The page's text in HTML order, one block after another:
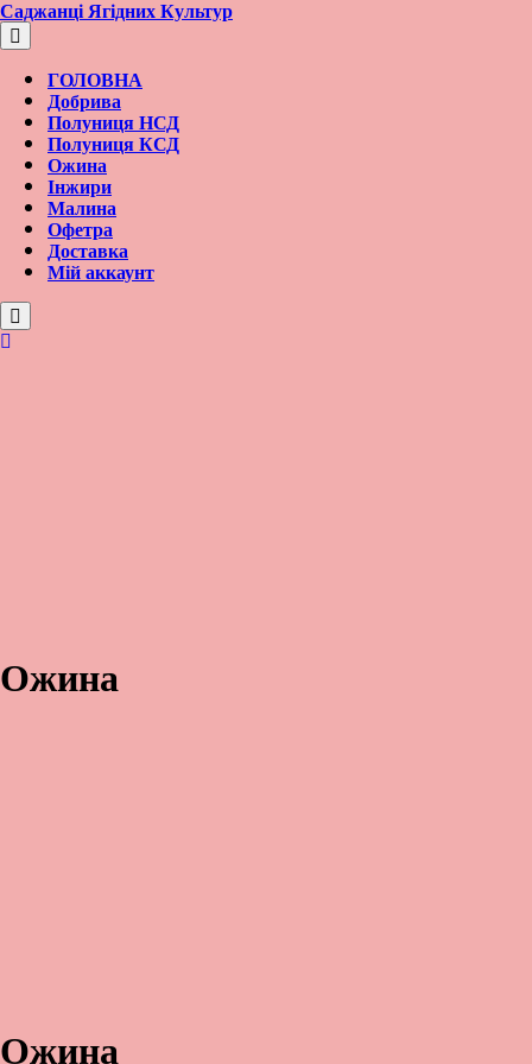
Перейти
к
содержимому
Саджанці Ягідних Культур
ГОЛОВНА
Добрива
Полуниця НСД
Полуниця КСД
Ожина
Інжири
Малина
Офетра
Доставка
Мій аккаунт
Вход/
Ожина
Ожина